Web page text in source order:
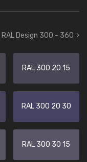
Design 300 - 360
RAL 300 20 15
RAL 300 20 30
RAL 300 30 15